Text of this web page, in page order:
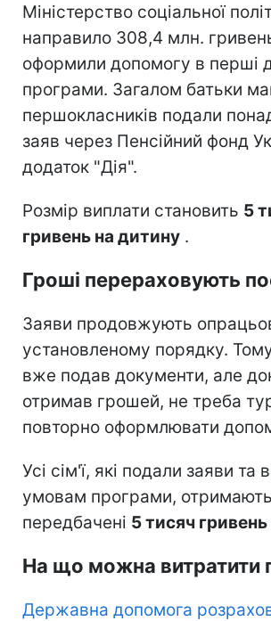
Міністерство соціальної
направило 308,4 млн.
оформили допомогу в перші
програми. Загалом батьки
першокласників подали
заяв через Пенсійний фонд
додаток "Дія".
Розмір виплати становить 5
гривень на дитину .
Гроші перераховують
Заяви продовжують
установленому порядку.
вже подав документи, але
отримав грошей, не треба
повторно оформлювати
Усі сім'ї, які подали заяви та
умовам програми, отримають
передбачені 5 тисяч гривень
На що можна витратити
Державна допомога